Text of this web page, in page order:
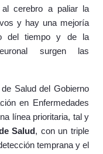
cerebro a paliar la
y hay una mejoría
del tiempo y de la
surgen las
Salud del Gobierno
en Enfermedades
línea prioritaria, tal y
Salud , con un triple
temprana y el